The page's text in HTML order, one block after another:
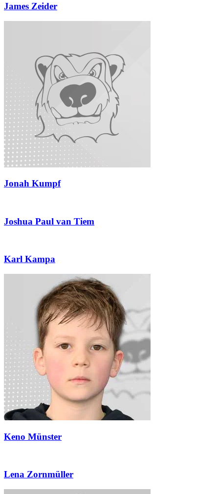
James Zeider
Jonah Kumpf
Joshua Paul van Tiem
Karl Kampa
Keno Münster
Lena Zornmüller